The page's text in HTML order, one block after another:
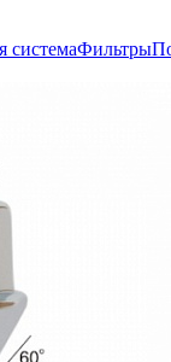
системаФильтры